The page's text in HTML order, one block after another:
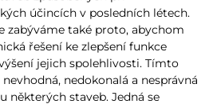
účincích v posledních létech.
zabýváme také proto, abychom
řešení ke zlepšení funkce
jejich spolehlivosti. Tímto
nedokonalá a nesprávná
některých staveb. Jedná se